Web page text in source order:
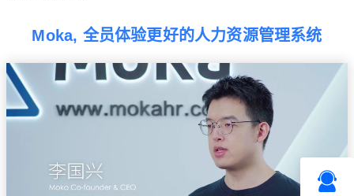
Moka, 全员体验更好的人力资源管理系统